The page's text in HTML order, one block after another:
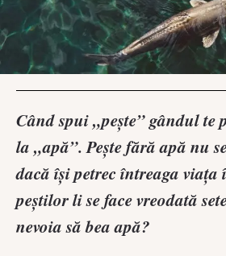
Când spui „pește” gândul te
la „apă”. Pește fără apă nu
dacă își petrec întreaga viața
peștilor li se face vreodată
nevoia să bea apă?